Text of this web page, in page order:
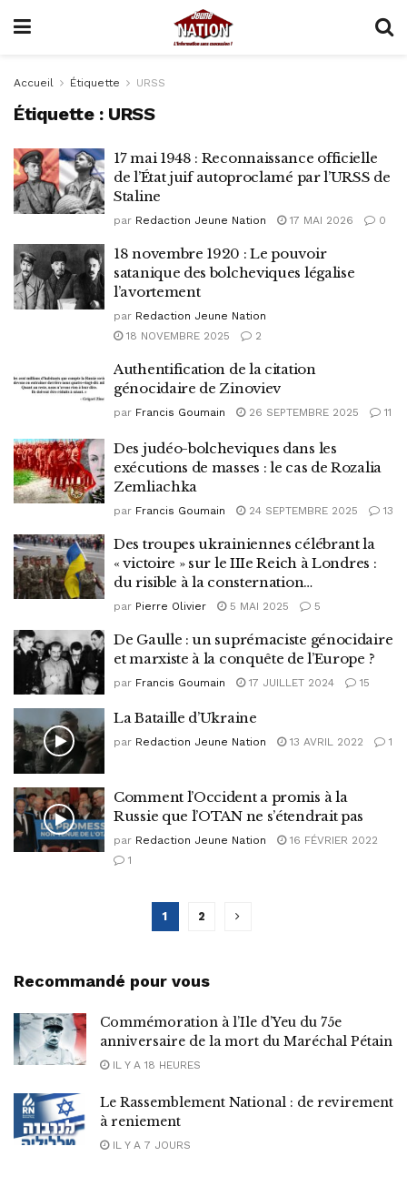
Accueil Étiquette URSS
Étiquette : URSS
17 mai 1948 : Reconnaissance officielle
de l’État juif autoproclamé par l’URSS de
Staline
par Redaction Jeune Nation 17 MAI 2026 0
18 novembre 1920 : Le pouvoir
satanique des bolcheviques légalise
l’avortement
par Redaction Jeune Nation
18 NOVEMBRE 2025
2
Authentification de la citation
génocidaire de Zinoviev
par Francis Goumain 26 SEPTEMBRE 2025 11
Des judéo-bolcheviques dans les
exécutions de masses : le cas de Rozalia
Zemliachka
par Francis Goumain 24 SEPTEMBRE 2025 13
Des troupes ukrainiennes célébrant la
« victoire » sur le IIIe Reich à Londres :
du risible à la consternation…
par Pierre Olivier 5 MAI 2025 5
De Gaulle : un suprémaciste génocidaire
et marxiste à la conquête de l’Europe ?
par Francis Goumain 17 JUILLET 2024 15
La Bataille d’Ukraine
par Redaction Jeune Nation 13 AVRIL 2022 1
Comment l’Occident a promis à la
Russie que l’OTAN ne s’étendrait pas
par Redaction Jeune Nation
16 FÉVRIER 2022
1
1 2
Recommandé pour vous
Commémoration à l’Ile d’Yeu du 75e
anniversaire de la mort du Maréchal Pétain
IL Y A 18 HEURES
Le Rassemblement National : de revirement
à reniement
IL Y A 7 JOURS